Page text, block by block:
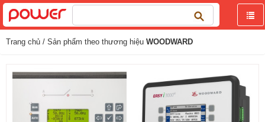
Tìm
kiếm
Trang chủ / Sản phẩm theo thương hiệu WOODWARD